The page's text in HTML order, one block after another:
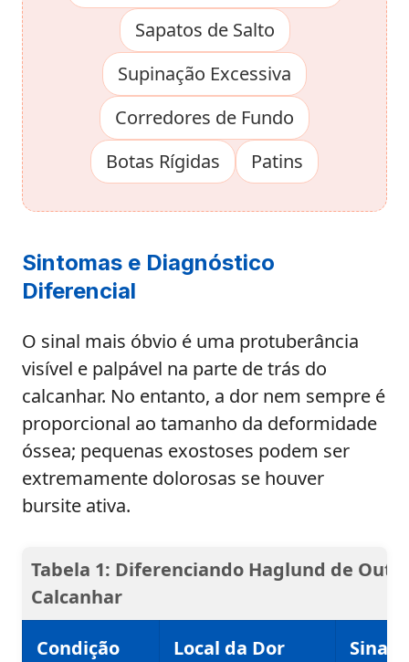
Sapatos de Salto
Supinação Excessiva
Corredores de Fundo
Botas Rígidas
Patins
Sintomas e Diagnóstico
Diferencial
O sinal mais óbvio é uma protuberância
visível e palpável na parte de trás do
calcanhar. No entanto, a dor nem sempre é
proporcional ao tamanho da deformidade
óssea; pequenas exostoses podem ser
extremamente dolorosas se houver
bursite ativa.
Tabela 1: Diferenciando Haglund de
Calcanhar
Condição Local da Dor Sinal